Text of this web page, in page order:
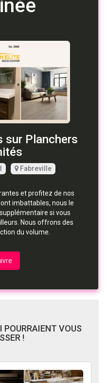
sur Planchers
Fabreville
et profitez de nos
imbattables, nous le
si vous
Nous offrons des
du volume.
POURRAIENT VOUS
!